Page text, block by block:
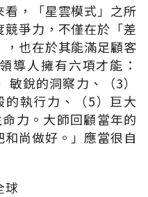
，「星雲模式」之所
爭力，不僅在於「差
也在於其能滿足顧客
導人擁有六項才能：
敏銳的洞察力、（3）
執行力、（5）巨大
力。大師回顧當年的
尚做好。」應當很自
球